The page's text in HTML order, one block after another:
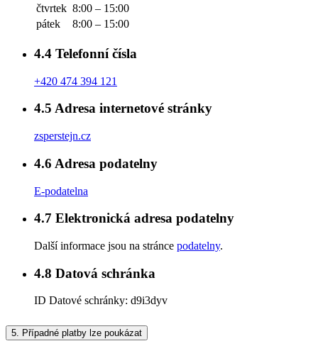
čtvrtek 8:00 – 15:00
pátek
8:00 – 15:00
4.4 Telefonní čísla
+420 474 394 121
4.5 Adresa internetové stránky
zsperstejn.cz
4.6 Adresa podatelny
E-podatelna
4.7 Elektronická adresa podatelny
Další informace jsou na stránce podatelny.
4.8 Datová schránka
ID Datové schránky: d9i3dyv
5. Případné platby lze poukázat